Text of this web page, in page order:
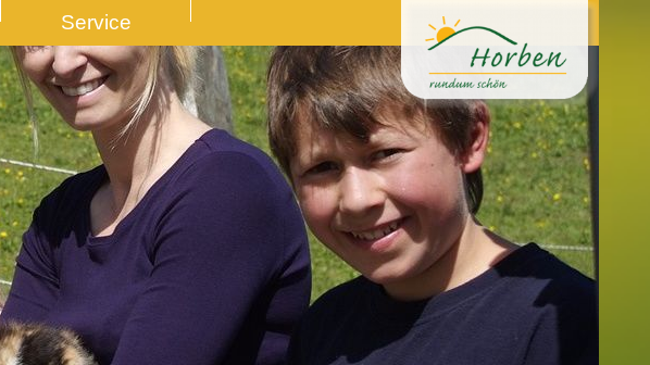
Service